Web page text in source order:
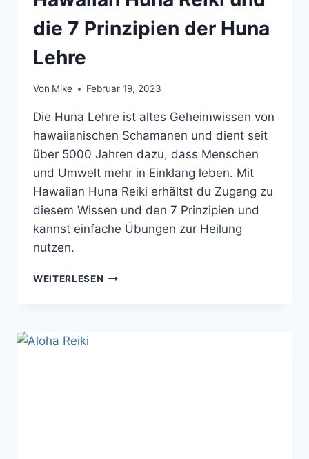
die 7 Prinzipien der Huna
Lehre
Von Mike Februar 19, 2023
Die Huna Lehre ist altes Geheimwissen von
hawaiianischen Schamanen und dient seit
über 5000 Jahren dazu, dass Menschen
und Umwelt mehr in Einklang leben. Mit
Hawaiian Huna Reiki erhältst du Zugang zu
diesem Wissen und den 7 Prinzipien und
kannst einfache Übungen zur Heilung
nutzen.
WEITERLESEN HAWAIIAN